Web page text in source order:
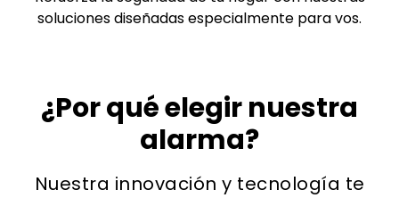
soluciones diseñadas especialmente para vos.
¿Por qué elegir nuestra
alarma?
Nuestra innovación y tecnología te